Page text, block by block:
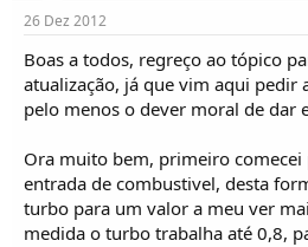
26 Dez 2012
Boas a todos, regreço ao tópico
atualização, já que vim aqui pedir
pelo menos o dever moral de dar
Ora muito bem, primeiro
entrada de combustivel, desta
turbo para um valor a meu ver
medida o turbo trabalha até 0,8,